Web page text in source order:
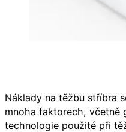
Náklady na těžbu stříbra
mnoha faktorech, včetně
technologie použité při